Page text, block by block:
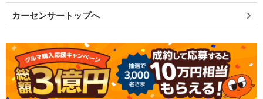
カーセンサートップへ